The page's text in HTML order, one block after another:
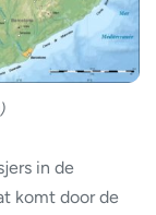
in de
komt door de